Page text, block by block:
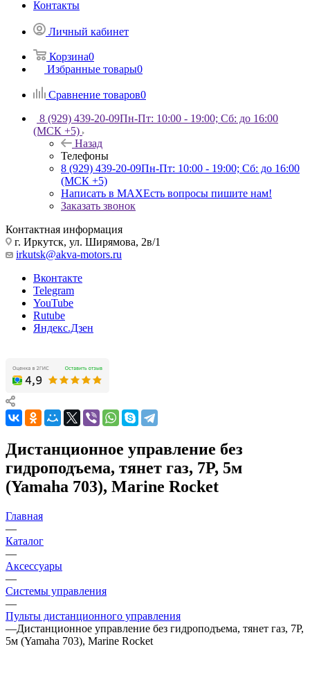
Контакты
Личный кабинет
Корзина0
Избранные товары0
Сравнение товаров0
8 (929) 439-20-09Пн-Пт: 10:00 - 19:00; Сб: до 16:00
(МСК +5)
Назад
Телефоны
8 (929) 439-20-09Пн-Пт: 10:00 - 19:00; Сб: до 16:00
(МСК +5)
Написать в MAXЕсть вопросы пишите нам!
Заказать звонок
Контактная информация
г. Иркутск, ул. Ширямова, 2в/1
irkutsk@akva-motors.ru
Вконтакте
Telegram
YouTube
Rutube
Яндекс.Дзен
Дистанционное управление без
гидроподъема, тянет газ, 7P, 5м
(Yamaha 703), Marine Rocket
Главная
—
Каталог
—
Аксессуары
—
Системы управления
—
Пульты дистанционного управления
—Дистанционное управление без гидроподъема, тянет газ, 7P,
5м (Yamaha 703), Marine Rocket